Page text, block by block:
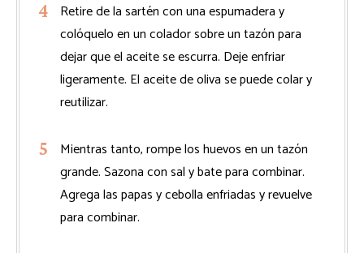
Retire de la sartén con una espumadera y
colóquelo en un colador sobre un tazón para
dejar que el aceite se escurra. Deje enfriar
ligeramente. El aceite de oliva se puede colar y
reutilizar.
Mientras tanto, rompe los huevos en un tazón
grande. Sazona con sal y bate para combinar.
Agrega las papas y cebolla enfriadas y revuelve
para combinar.